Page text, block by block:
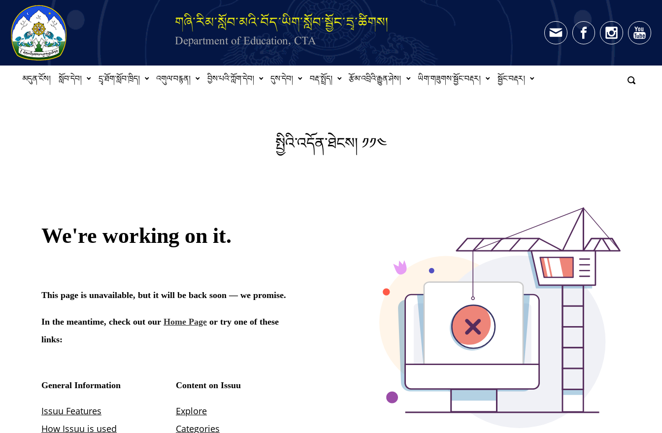
Skip to main content
གཞི་རིམ་སློབ་མའི་བོད་ཡིག་སློབ་སྦྱོང་དྲྭ་ཚིགས།
Department of Education, CTA
མདུན་ངོས། སློབ་དེབ། དྲྭ་ཐོག་སློབ་ཁྲིད། འགུལ་བརྙན། བྱིས་པའི་ཀློག་དེབ། དུས་དེབ། བརྡ་སྤྲོད། རྩོམ་འབྲིའི་རྒྱུན་ཤེས། ཡིག་གཟུགས་སྦྱོང་བརྡར། སྦྱོང་བརྡར།
སྤྱིའི་འདོན་ཐེངས། ༡༡༤